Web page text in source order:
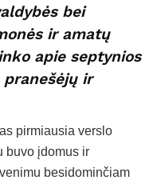
bei
ir amatų
apie septynios
ir
pirmiausia verslo
buvo įdomus ir
besidominčiam